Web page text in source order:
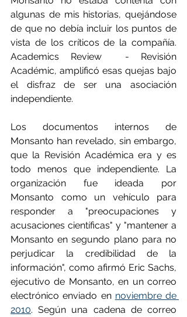
algunas de mis historias, quejándose
de que no debía incluir los puntos de
vista de los críticos de la compañía.
Academics Review  - Revisión
Académic, amplificó esas quejas bajo
el disfraz de ser una asociación
independiente.
Los documentos internos de
Monsanto han revelado, sin embargo,
que la Revisión Académica era y es
todo menos que independiente. La
organización fue ideada por
Monsanto como un vehículo para
responder a "preocupaciones y
acusaciones científicas" y "mantener a
Monsanto en segundo plano para no
perjudicar la credibilidad de la
información", como afirmó Eric Sachs,
ejecutivo de Monsanto, en un correo
electrónico enviado en noviembre de
2010. Según una cadena de correo